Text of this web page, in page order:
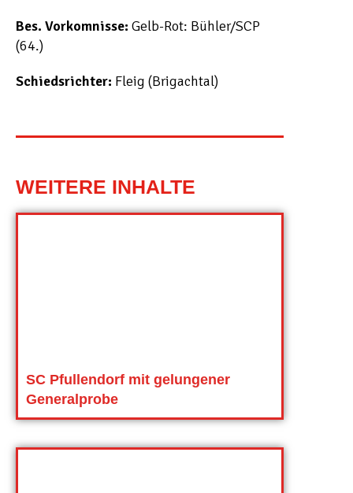
Bes. Vorkomnisse: Gelb-Rot: Bühler/SCP
(64.)
Schiedsrichter: Fleig (Brigachtal)
WEITERE INHALTE
SC Pfullendorf mit gelungener
Generalprobe